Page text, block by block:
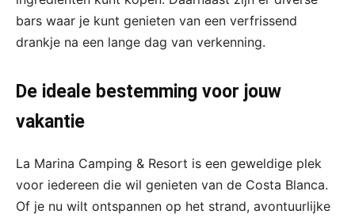
bars waar je kunt genieten van een verfrissend
drankje na een lange dag van verkenning.
De ideale bestemming voor jouw
vakantie
La Marina Camping & Resort is een geweldige plek
voor iedereen die wil genieten van de Costa Blanca.
Of je nu wilt ontspannen op het strand, avontuurlijke